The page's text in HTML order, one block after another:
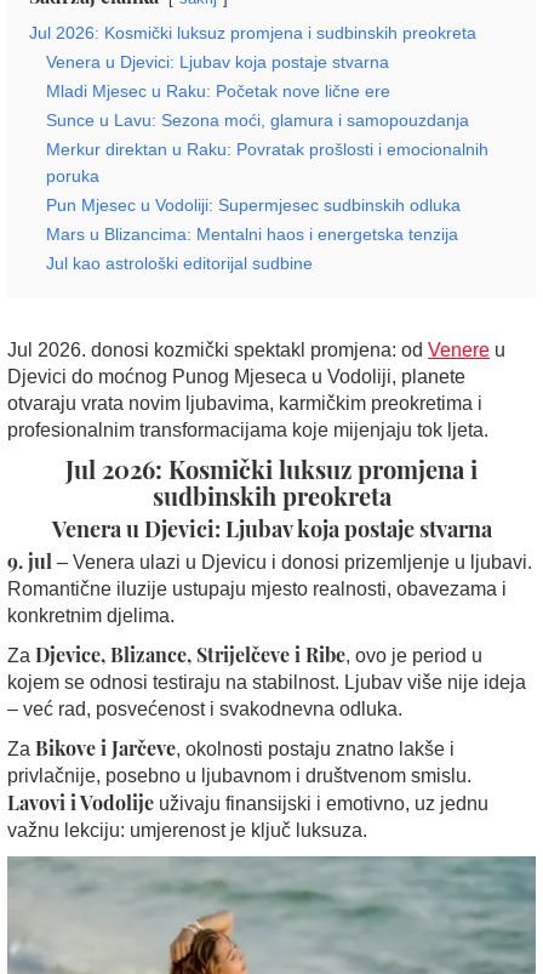
Jul 2026: Kosmički luksuz promjena i sudbinskih preokreta
Venera u Djevici: Ljubav koja postaje stvarna
Mladi Mjesec u Raku: Početak nove lične ere
Sunce u Lavu: Sezona moći, glamura i samopouzdanja
Merkur direktan u Raku: Povratak prošlosti i emocionalnih
poruka
Pun Mjesec u Vodoliji: Supermjesec sudbinskih odluka
Mars u Blizancima: Mentalni haos i energetska tenzija
Jul kao astrološki editorijal sudbine
Jul 2026. donosi kozmički spektakl promjena: od Venere u
Djevici do moćnog Punog Mjeseca u Vodoliji, planete
otvaraju vrata novim ljubavima, karmičkim preokretima i
profesionalnim transformacijama koje mijenjaju tok ljeta.
Jul 2026: Kosmički luksuz promjena i
sudbinskih preokreta
Venera u Djevici: Ljubav koja postaje stvarna
9. jul – Venera ulazi u Djevicu i donosi prizemljenje u ljubavi.
Romantične iluzije ustupaju mjesto realnosti, obavezama i
konkretnim djelima.
Za Djevice, Blizance, Strijelčeve i Ribe, ovo je period u
kojem se odnosi testiraju na stabilnost. Ljubav više nije ideja
– već rad, posvećenost i svakodnevna odluka.
Za Bikove i Jarčeve, okolnosti postaju znatno lakše i
privlačnije, posebno u ljubavnom i društvenom smislu.
Lavovi i Vodolije uživaju finansijski i emotivno, uz jednu
važnu lekciju: umjerenost je ključ luksuza.